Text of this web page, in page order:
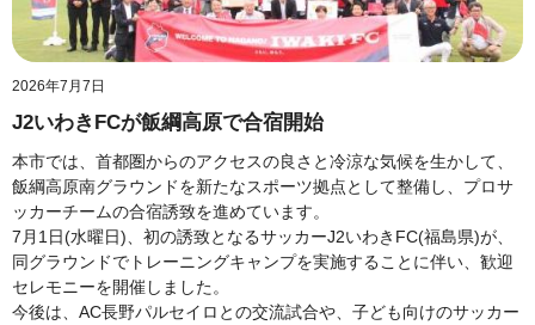
2026年7月7日
J2いわきFCが飯綱高原で合宿開始
本市では、首都圏からのアクセスの良さと冷涼な気候を生かして、
飯綱高原南グラウンドを新たなスポーツ拠点として整備し、プロサ
ッカーチームの合宿誘致を進めています。
7月1日(水曜日)、初の誘致となるサッカーJ2いわきFC(福島県)が、
同グラウンドでトレーニングキャンプを実施することに伴い、歓迎
セレモニーを開催しました。
今後は、AC長野パルセイロとの交流試合や、子ども向けのサッカー